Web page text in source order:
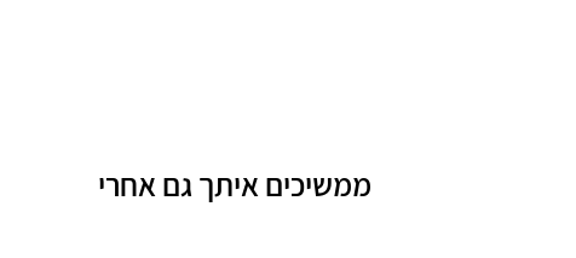
ממשיכים איתך גם אחרי